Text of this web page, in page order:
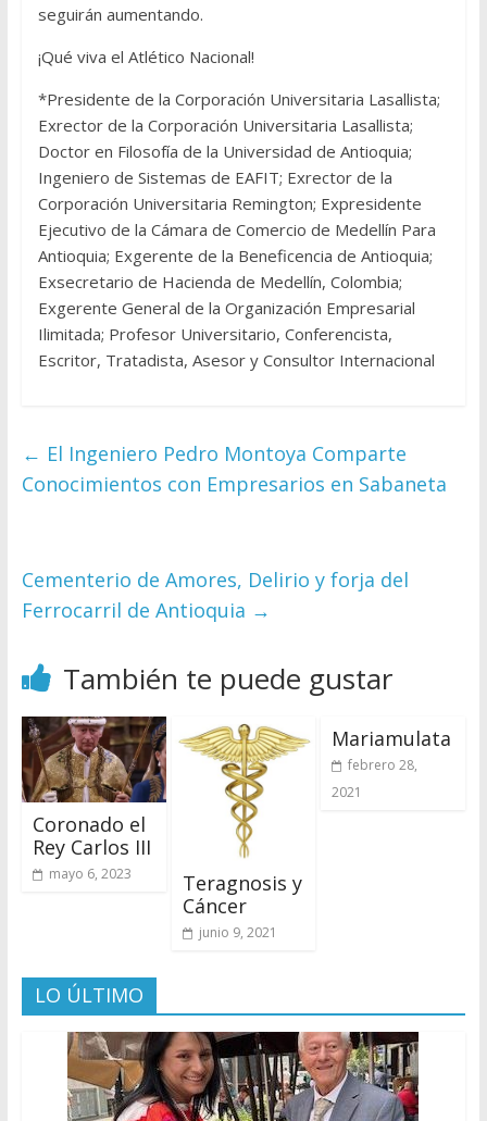
seguirán aumentando.
¡Qué viva el Atlético Nacional!
*Presidente de la Corporación Universitaria Lasallista;
Exrector de la Corporación Universitaria Lasallista;
Doctor en Filosofía de la Universidad de Antioquia;
Ingeniero de Sistemas de EAFIT; Exrector de la
Corporación Universitaria Remington; Expresidente
Ejecutivo de la Cámara de Comercio de Medellín Para
Antioquia; Exgerente de la Beneficencia de Antioquia;
Exsecretario de Hacienda de Medellín, Colombia;
Exgerente General de la Organización Empresarial
Ilimitada; Profesor Universitario, Conferencista,
Escritor, Tratadista, Asesor y Consultor Internacional
← El Ingeniero Pedro Montoya Comparte
Conocimientos con Empresarios en Sabaneta
Cementerio de Amores, Delirio y forja del
Ferrocarril de Antioquia →
También te puede gustar
Coronado el
Rey Carlos III
mayo 6, 2023
Teragnosis y
Cáncer
junio 9, 2021
Mariamulata
febrero 28,
2021
LO ÚLTIMO